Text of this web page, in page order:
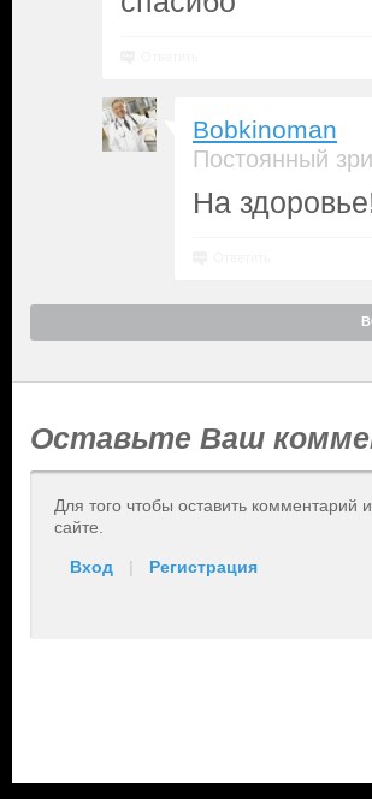
Bobkinoman
Постоянный
На
Оставьте Ваш
Для того чтобы оставить
сайте.
Вход | Регистрация